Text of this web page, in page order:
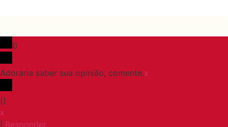
0
Adoraria saber sua opinião, comente.x
()
x
Responder